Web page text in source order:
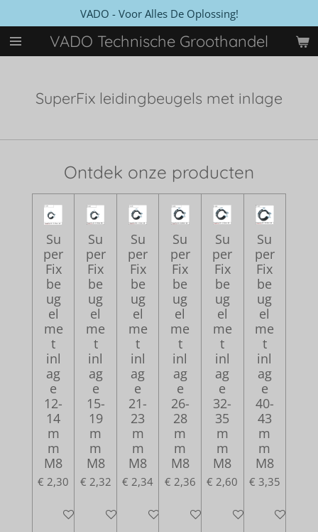
direct
naar
VADO Technische Groothandel
VADO - Voor Alles De Oplossing!
SuperFix leidingbeugels met inlage
Ontdek onze producten
Su
per
Fix
be
ug
el
me
t
inl
ag
e
12-
14
m
m
M8
€ 2,30
In winkelwagen
Su
per
Fix
be
ug
el
me
t
inl
ag
e
15-
19
m
m
M8
€ 2,32
In winkelwagen
Su
per
Fix
be
ug
el
me
t
inl
ag
e
21-
23
m
m
M8
€ 2,34
In winkelwagen
Su
per
Fix
be
ug
el
me
t
inl
ag
e
26-
28
m
m
M8
€ 2,36
In winkelwagen
Su
per
Fix
be
ug
el
me
t
inl
ag
e
32-
35
m
m
M8
€ 2,60
In winkelwagen
Su
per
Fix
be
ug
el
me
t
inl
ag
e
40-
43
m
m
M8
€ 3,35
In